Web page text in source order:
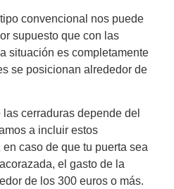
convencional nos puede
supuesto que con las
situación es completamente
se posicionan alrededor de
cerraduras depende del
a incluir estos
caso de que tu puerta sea
el gasto de la
de los 300 euros o más.